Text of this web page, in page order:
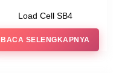
Load Cell SB4
BACA SELENGKAPNYA